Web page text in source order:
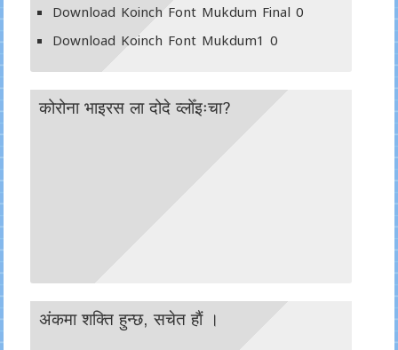
Download Koinch Font Mukdum Final 0
Download Koinch Font Mukdum1 0
कोरोना भाइरस ला दोदे व्लोँइःचा?
अंकमा शक्ति हुन्छ, सचेत हाैं ।